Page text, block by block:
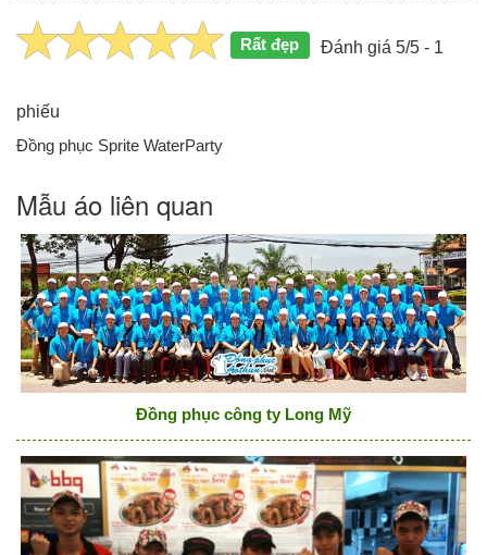
Rất đẹp Đánh giá 5/5 - 1
phiếu
Đồng phục Sprite WaterParty
Mẫu áo liên quan
Đồng phục công ty Long Mỹ